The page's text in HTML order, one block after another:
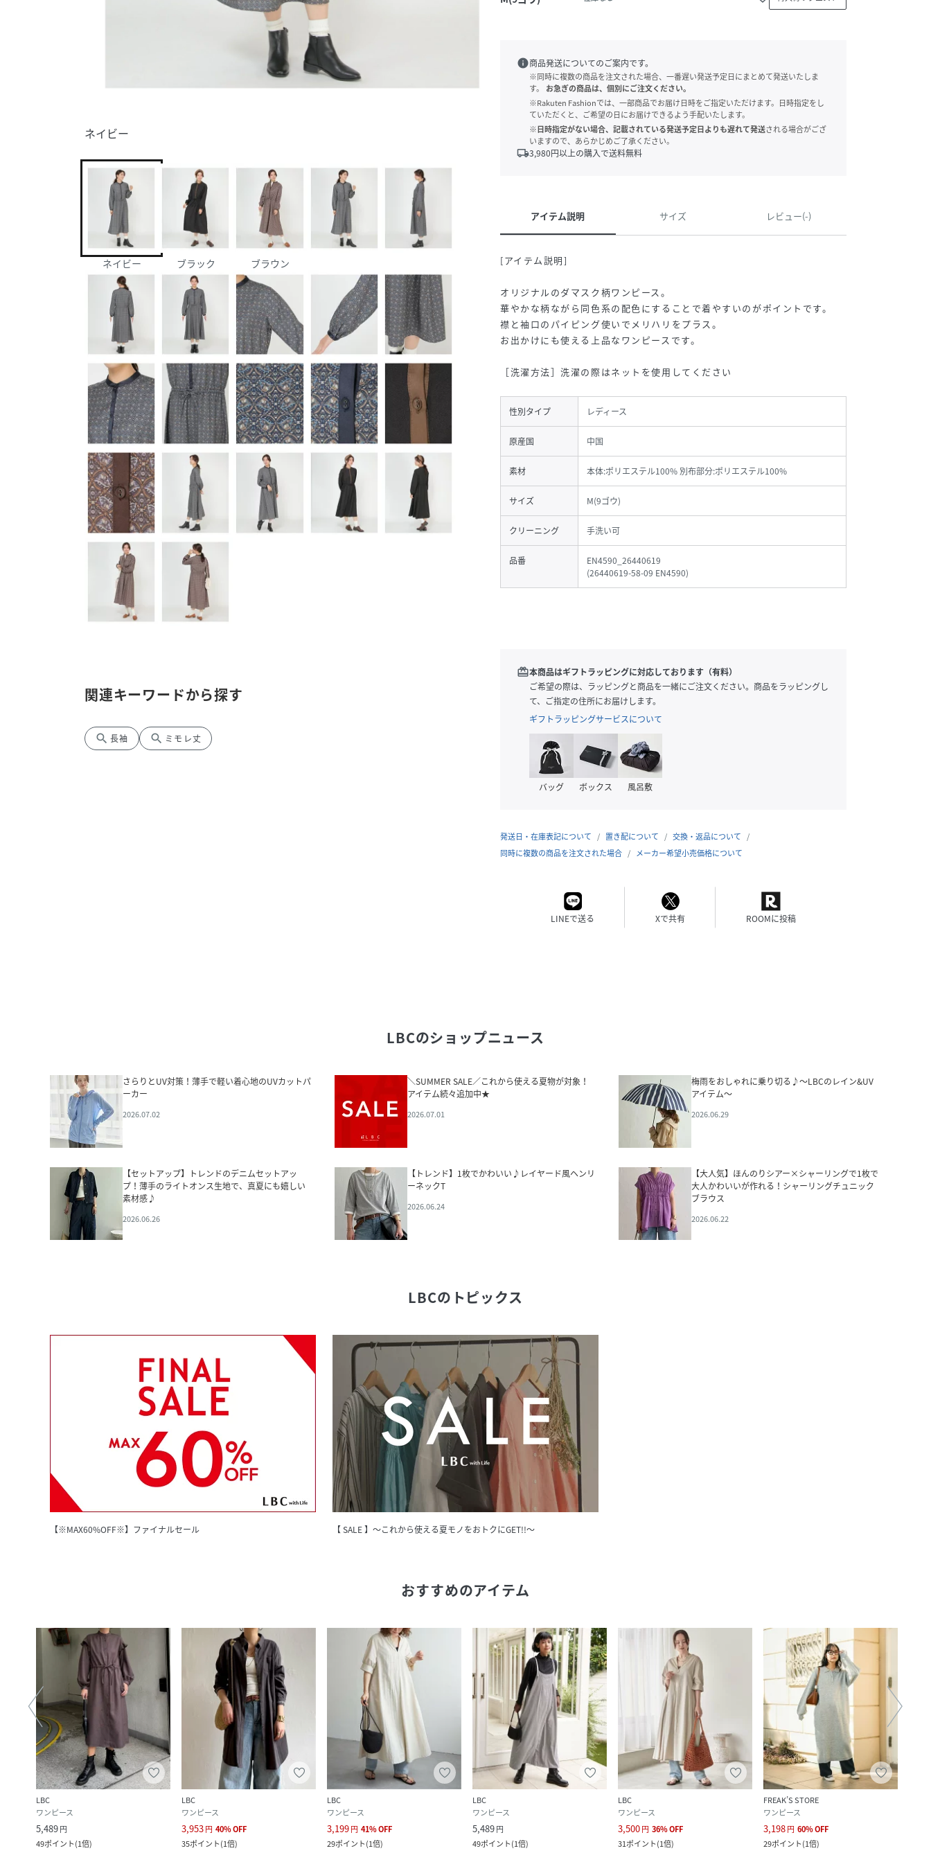
ネイビー
ネイビー ブラック ブラウン
関連キーワードから探す
search 長袖 search ミモレ丈
info商品発送についてのご案内です。
※同時に複数の商品を注文された場合、一番遅い発送予定日にまとめて発送いたしま
す。
お急ぎの商品は、個別にご注文ください。
※Rakuten Fashionでは、一部商品でお届け日時をご指定いただけます。日時指定をし
ていただくと、ご希望の日にお届けできるよう手配いたします。
※日時指定がない場合、記載されている発送予定日よりも遅れて発送される場合がござ
いますので、あらかじめご了承ください。
local_shipping3,980円以上の購入で送料無料
アイテム説明 サイズ レビュー(-)
[アイテム説明]
オリジナルのダマスク柄ワンピース。
華やかな柄ながら同色系の配色にすることで着やすいのがポイントです。
襟と袖口のパイピング使いでメリハリをプラス。
お出かけにも使える上品なワンピースです。
［洗濯方法］洗濯の際はネットを使用してください
性別タイプ レディース
原産国 中国
素材 本体:ポリエステル100% 別布部分:ポリエステル100%
サイズ M(9ゴウ)
クリーニング 手洗い可
品番
EN4590_26440619
(26440619-58-09 EN4590)
redeem本商品はギフトラッピングに対応しております（有料）
ご希望の際は、ラッピングと商品を一緒にご注文ください。商品をラッピングし
て、ご指定の住所にお届けします。
ギフトラッピングサービスについて
バッグ ボックス 風呂敷
発送日・在庫表記について 置き配について
交換・返品について
同時に複数の商品を注文された場合
メーカー希望小売価格について
LINEで送る Xで共有 ROOMに投稿
LBCのショップニュース
さらりとUV対策！薄手で軽い着心地のUVカットパ
ーカー
2026.07.02
＼SUMMER SALE／これから使える夏物が対象！
アイテム続々追加中★
2026.07.01
梅雨をおしゃれに乗り切る♪～LBCのレイン&UV
アイテム～
2026.06.29
【セットアップ】トレンドのデニムセットアッ
プ！薄手のライトオンス生地で、真夏にも嬉しい
素材感♪
2026.06.26
【トレンド】1枚でかわいい♪レイヤード風ヘンリ
ーネックT
2026.06.24
【大人気】ほんのりシアー×シャーリングで1枚で
大人かわいいが作れる！シャーリングチュニック
ブラウス
2026.06.22
LBCのトピックス
【※MAX60%OFF※】ファイナルセール 【 SALE 】～これから使える夏モノをおトクにGET!!～
おすすめのアイテム
LBC
ワンピース
5,489円
49ポイント(1倍)
LBC
ワンピース
3,953円 40%OFF
35ポイント(1倍)
LBC
ワンピース
3,199円 41%OFF
29ポイント(1倍)
LBC
ワンピース
5,489円
49ポイント(1倍)
LBC
ワンピース
3,500円 36%OFF
31ポイント(1倍)
FREAK’S STORE
ワンピース
3,198円 60%OFF
29ポイント(1倍)